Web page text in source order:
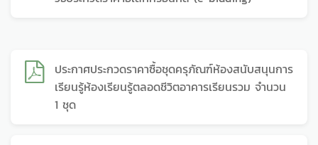
ประกาศประกวดราคาซื้อชุดครุภัณฑ์ห้องสนับสนุนการ
เรียนรู้ห้องเรียนรู้ตลอดชีวิตอาคารเรียนรวม จำนวน
1 ชุด